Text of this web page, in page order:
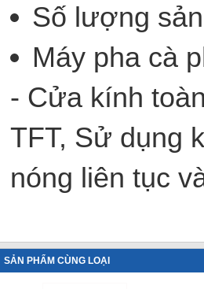
Số lượng
Máy pha cà
- Cửa kính
TFT, Sử dụng
nóng liên tục
SẢN PHẨM CÙNG LOẠI